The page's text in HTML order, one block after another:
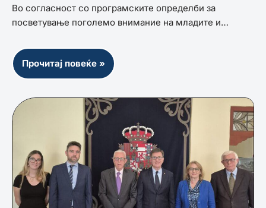
Во согласност со програмските определби за
посветување поголемо внимание на младите и…
Прочитај повеќе »